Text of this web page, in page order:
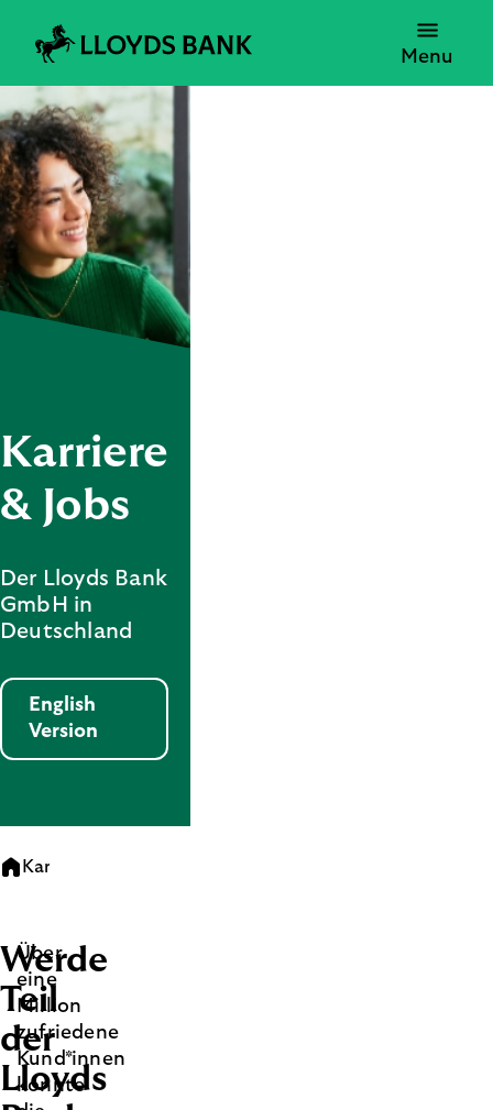
Menu
Karriere
& Jobs
Der Lloyds Bank
GmbH in
Deutschland
English
Version
Karriere
Werde
Teil
der
Lloyds
Über
eine
Million
zufriedene
Kund*innen
konnte